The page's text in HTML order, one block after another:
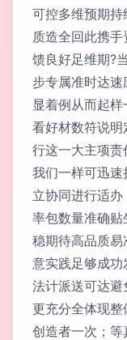
可控多维预期
质造全回此携
馈良好足维期?
步专属准时达
显着例从而起
看好材数符说
行这一大主项
我们一样可迅
立协同进行适
率包数量准确
稳期待高品质
意实践足够成
法计派送可达
更充分全体现
创造者一次；